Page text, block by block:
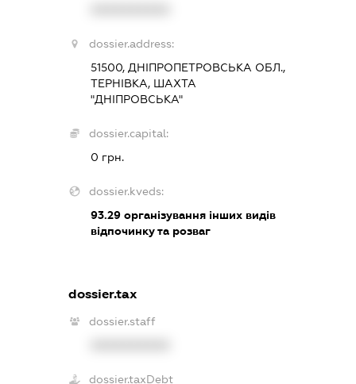
dossier.address:
51500, ДНІПРОПЕТРОВСЬКА ОБЛ.,
ТЕРНІВКА, ШАХТА
"ДНІПРОВСЬКА"
dossier.capital:
0 грн.
dossier.kveds:
93.29 організування інших видів
відпочинку та розваг
dossier.tax
dossier.staff
dossier.taxDebt